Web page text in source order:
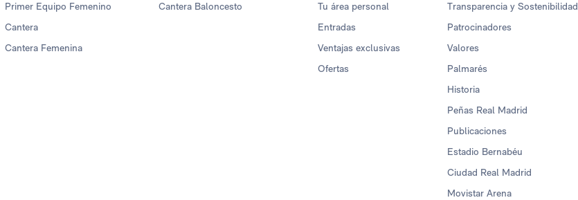
Primer Equipo Femenino
Cantera
Cantera Femenina
Cantera Baloncesto
Tu área personal
Entradas
Ventajas exclusivas
Ofertas
Transparencia y Sostenibilidad
Patrocinadores
Valores
Palmarés
Historia
Peñas Real Madrid
Publicaciones
Estadio Bernabéu
Ciudad Real Madrid
Movistar Arena